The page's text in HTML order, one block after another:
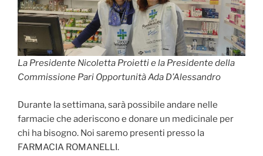
La Presidente Nicoletta Proietti e la Presidente della
Commissione Pari Opportunità Ada D’Alessandro
Durante la settimana, sarà possibile andare nelle
farmacie che aderiscono e donare un medicinale per
chi ha bisogno. Noi saremo presenti presso la
FARMACIA ROMANELLI.